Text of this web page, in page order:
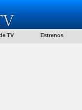
TV Estrenos